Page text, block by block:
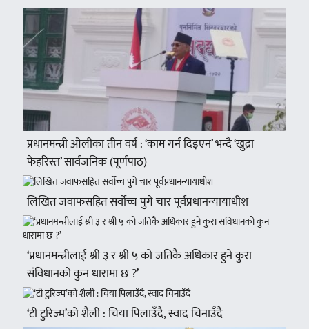
प्रधानमन्त्री ओलीका तीन वर्ष : ‘काम गर्न दिइएन’ भन्दै ‘खुद्रा
फेहरिस्त’ सार्वजनिक (पूर्णपाठ)
लिखित जवाफसहित सर्वोच्च पुगे चार पूर्वप्रधानन्यायाधीश
‘प्रधानमन्त्रीलाई श्री ३ र श्री ५ को जतिकै अधिकार हुने कुरा
संविधानको कुन धारामा छ ?’
‘टी टुरिज्म’को शैली : चिया पिलाउँदै, स्वाद चिनाउँदै